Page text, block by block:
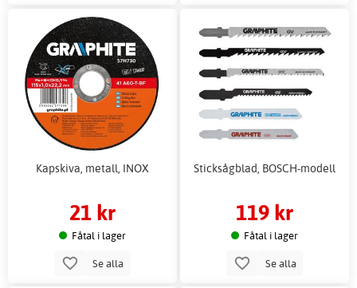
Kapskiva, metall, INOX
21 kr
Fåtal i lager
Se alla
Sticksågblad, BOSCH-modell
119 kr
Fåtal i lager
Se alla